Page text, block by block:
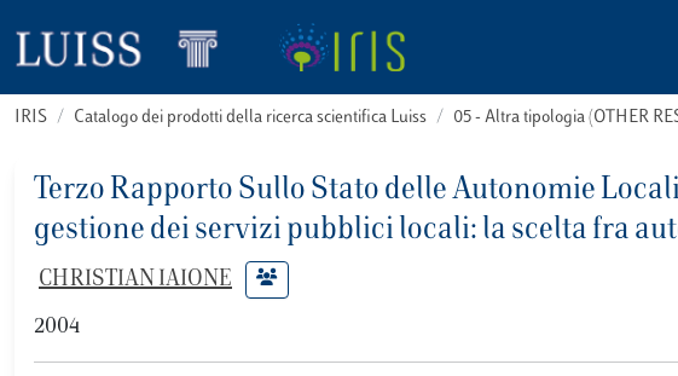
IRIS Catalogo dei prodotti della ricerca scientifica Luiss 05 - Altra tipologia (OTHER
Terzo Rapporto Sullo Stato delle Autonomie
gestione dei servizi pubblici locali: la scelta fra
CHRISTIAN IAIONE
2004